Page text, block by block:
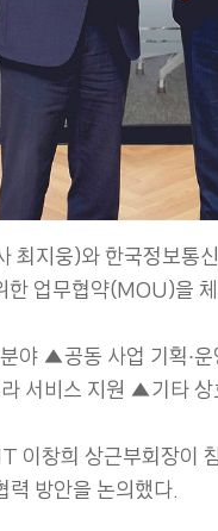
웅)와 한국정보통
한 업무협약(MOU)을
야 ▲공동 사업 기획∙
서비스 지원 ▲기타
창희 상근부회장이
력 방안을 논의했다.